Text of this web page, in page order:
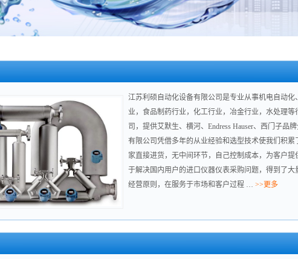
江苏利硕自动化设备有限公司是专业从事机电自动
业，食品制药行业，化工行业，冶金行业，水处理
司，提供艾默生、横河、Endress Hauser、西门子
有限公司凭借多年的从业经验和选型技术使我们积
家直接进货，无中间环节，自己控制成本，为客户
于解决国内用户的进口仪器仪表采购问题，得到了
经营原则，在服务于市场和客户过程 … >>更多